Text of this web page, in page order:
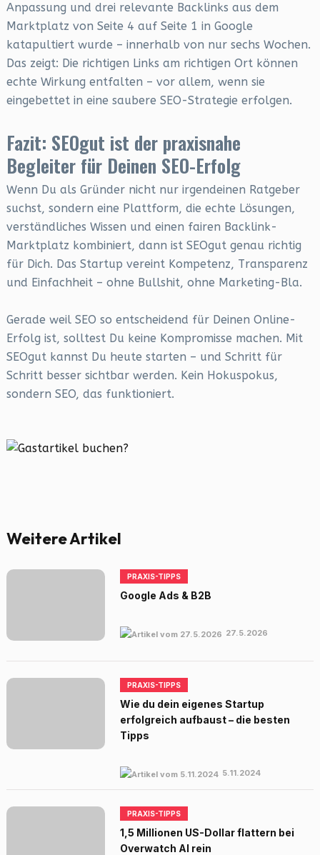
Anpassung und drei relevante Backlinks aus dem
Marktplatz von Seite 4 auf Seite 1 in Google
katapultiert wurde – innerhalb von nur sechs Wochen.
Das zeigt: Die richtigen Links am richtigen Ort können
echte Wirkung entfalten – vor allem, wenn sie
eingebettet in eine saubere SEO-Strategie erfolgen.
Fazit: SEOgut ist der praxisnahe
Begleiter für Deinen SEO-Erfolg
Wenn Du als Gründer nicht nur irgendeinen Ratgeber
suchst, sondern eine Plattform, die echte Lösungen,
verständliches Wissen und einen fairen Backlink-
Marktplatz kombiniert, dann ist SEOgut genau richtig
für Dich. Das Startup vereint Kompetenz, Transparenz
und Einfachheit – ohne Bullshit, ohne Marketing-Bla.
Gerade weil SEO so entscheidend für Deinen Online-
Erfolg ist, solltest Du keine Kompromisse machen. Mit
SEOgut kannst Du heute starten – und Schritt für
Schritt besser sichtbar werden. Kein Hokuspokus,
sondern SEO, das funktioniert.
Weitere Artikel
PRAXIS-TIPPS
Google Ads & B2B
27.5.2026
PRAXIS-TIPPS
Wie du dein eigenes Startup
erfolgreich aufbaust – die besten
Tipps
5.11.2024
PRAXIS-TIPPS
1,5 Millionen US-Dollar flattern bei
Overwatch AI rein